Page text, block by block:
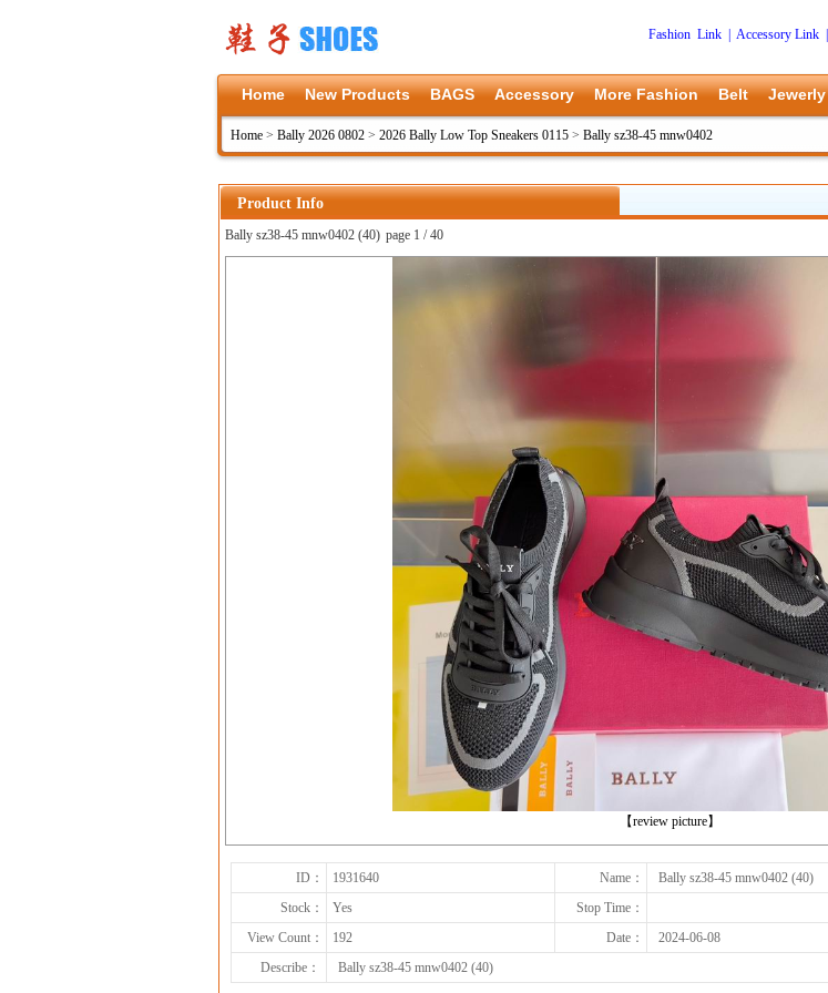
Fashion Link Accessory Link|
Home New Products BAGS Accessory More Fashion Belt Jewerly
Home > Bally 2026 0802 > 2026 Bally Low Top Sneakers 0115 > Bally sz38-45 mnw0402
Product Info
Bally sz38-45 mnw0402 (40) page 1 / 40
【review picture】
ID： 1931640 Name：
Bally sz38-45 mnw0402 (40)
Stock：
Yes
Stop Time：
View Count：
192 Date：
2024-06-08
Describe：
Bally sz38-45 mnw0402 (40)